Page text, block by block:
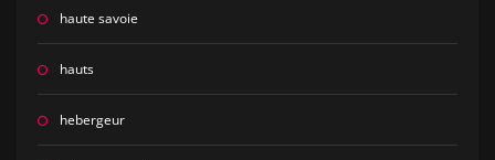
haute savoie
hauts
hebergeur